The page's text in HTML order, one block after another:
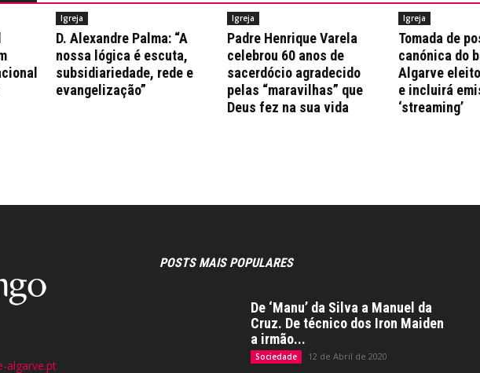
Igreja
D. Alexandre Palma: “A
nossa lógica é escuta,
subsidiariedade, rede e
evangelização”
Igreja
Padre Henrique Varela
celebrou 60 anos de
sacerdócio agradecido
pelas “maravilhas” que
Deus fez na sua vida
Igreja
Tomada de
canónica do
Algarve
e incluirá
‘streaming’
algarve.pt
POSTS MAIS POPULARES
De ‘Manu’ da Silva a Manuel da
Cruz. De técnico dos Iron Maiden
a irmão...
Sociedade 12 de Abril de 2020